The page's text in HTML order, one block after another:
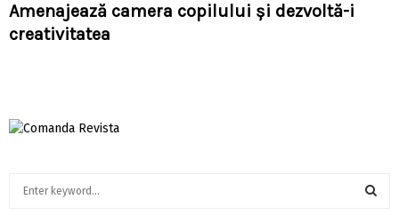
Amenajează camera copilului și dezvoltă-i
creativitatea